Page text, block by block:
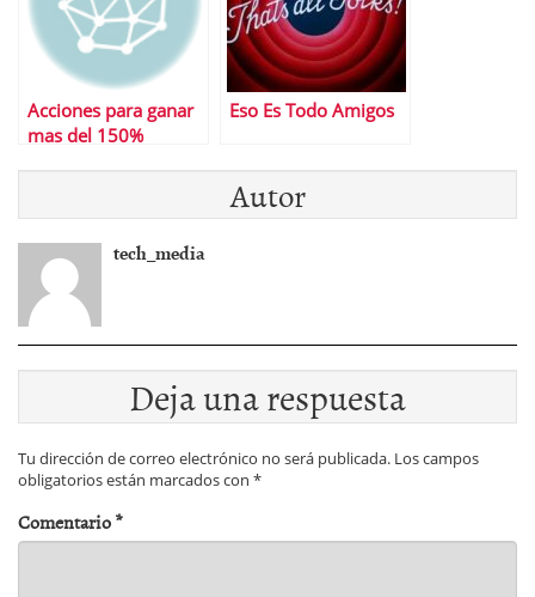
Acciones para ganar
mas del 150%
Eso Es Todo Amigos
Autor
tech_media
Deja una respuesta
Tu dirección de correo electrónico no será publicada. Los campos
obligatorios están marcados con *
Comentario*